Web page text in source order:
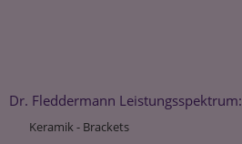
Dr. Fleddermann Leistungsspektrum:
Keramik - Brackets